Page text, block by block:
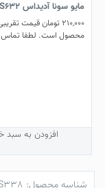
مایو سونا آدیداس MA-MS632
210,000 تومانقیمت
محصول است. لطفا تماس
افزودن به سبد
شناسه محصول: